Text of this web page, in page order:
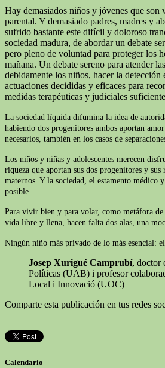
Hay demasiados niños y jóvenes que son
parental. Y demasiado padres, madres y
sufrido bastante este difícil y doloroso
sociedad madura, de abordar un debate
pero pleno de voluntad para proteger los
mañana. Un debate sereno para atender
debidamente los niños, hacer la detección
actuaciones decididas y eficaces para
medidas terapéuticas y judiciales
La sociedad líquida difumina la idea de
habiendo dos progenitores ambos aportan
necesarios, también en los casos de
Los niños y niñas y adolescentes merecen
riqueza que aportan sus dos progenitores y
maternos. Y la sociedad, el estamento médico
posible.
Para vivir bien y para volar, como metáfora de
vida libre y llena, hacen falta dos alas, una
Ningún niño más privado de lo más esencial:
Josep Xurigué Camprubí, doctor
Políticas (UAB) i profesor
Local i Innovació (UOC)
Comparte esta publicación en tus redes
Calendario